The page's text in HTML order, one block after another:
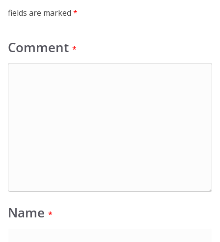
fields are marked *
Comment *
Name *